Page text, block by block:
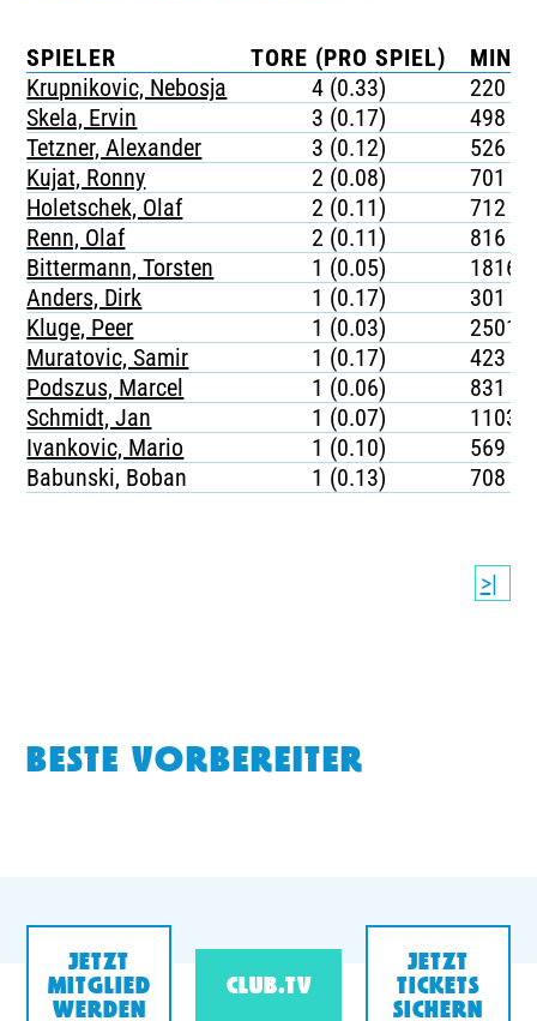
SPIELER TORE (PRO SPIEL)
Krupnikovic, Nebosja
4 (0.33)
220
Skela, Ervin
3 (0.17)
498
Tetzner, Alexander
3 (0.12)
526
Kujat, Ronny
2 (0.08)
701
Holetschek, Olaf
2 (0.11)
712
Renn, Olaf
2 (0.11)
816
Bittermann, Torsten
1 (0.05)
1816
Anders, Dirk
1 (0.17)
301
Kluge, Peer
1 (0.03)
2501
Muratovic, Samir
1 (0.17)
423
Podszus, Marcel
1 (0.06)
831
Schmidt, Jan
1 (0.07)
1103
Ivankovic, Mario
1 (0.10)
569
Babunski, Boban
1 (0.13) 708
>|
BESTE VORBEREITER
JETZT
MITGLIED
WERDEN
CLUB.TV
JETZT
TICKETS
SICHERN